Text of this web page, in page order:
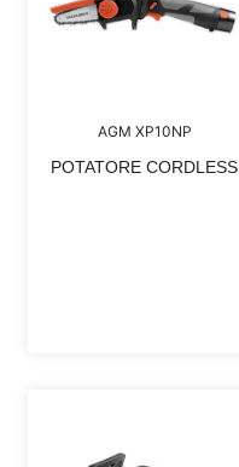
AGM XP10NP
POTATORE CORDLESS